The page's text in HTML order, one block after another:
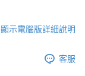
顯示電腦版詳細說明
客服